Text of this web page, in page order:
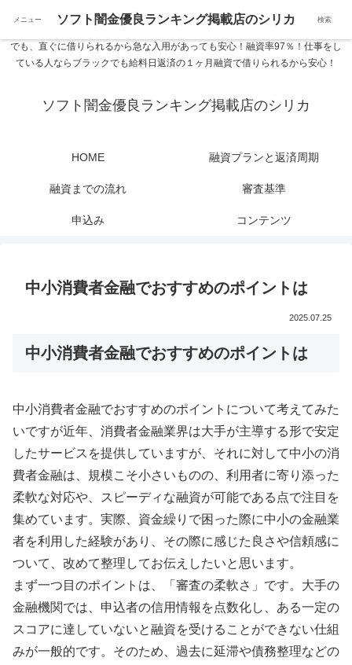
ソフト闇金優良ランキング 中小消費者金融在籍確認なし シリカなら24時間
でも、直ぐに借りられるから急な入用があっても安心！融資率97％！仕事をし
ている人ならブラックでも給料日返済の１ヶ月融資で借りられるから安心！
ソフト闇金優良ランキング掲載店のシリカ
HOME 融資プランと返済周期
融資までの流れ 審査基準
申込み コンテンツ
中小消費者金融でおすすめのポイントは
2025.07.25
中小消費者金融でおすすめのポイントは
中小消費者金融でおすすめのポイントについて考えてみた
いですが近年、消費者金融業界は大手が主導する形で安定
したサービスを提供していますが、それに対して中小の消
費者金融は、規模こそ小さいものの、利用者に寄り添った
柔軟な対応や、スピーディな融資が可能である点で注目を
集めています。実際、資金繰りで困った際に中小の金融業
者を利用した経験があり、その際に感じた良さや信頼感に
ついて、改めて整理してお伝えしたいと思います。
まず一つ目のポイントは、「審査の柔軟さ」です。大手の
金融機関では、申込者の信用情報を点数化し、ある一定の
スコアに達していないと融資を受けることができない仕組
みが一般的です。そのため、過去に延滞や債務整理などの
メニュー ソフト闇金優良ランキング掲載店のシリカ 検索